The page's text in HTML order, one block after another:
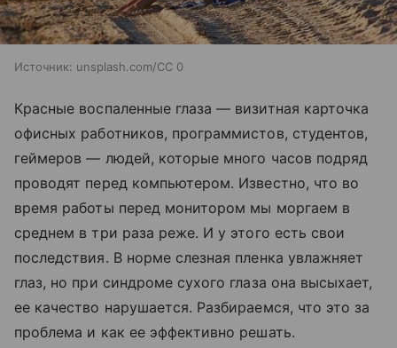
Источник: unsplash.com/CC 0
Красные воспаленные глаза — визитная карточка
офисных работников, программистов, студентов,
геймеров — людей, которые много часов подряд
проводят перед компьютером. Известно, что во
время работы перед монитором мы моргаем в
среднем в три раза реже. И у этого есть свои
последствия. В норме слезная пленка увлажняет
глаз, но при синдроме сухого глаза она высыхает,
ее качество нарушается. Разбираемся, что это за
проблема и как ее эффективно решать.